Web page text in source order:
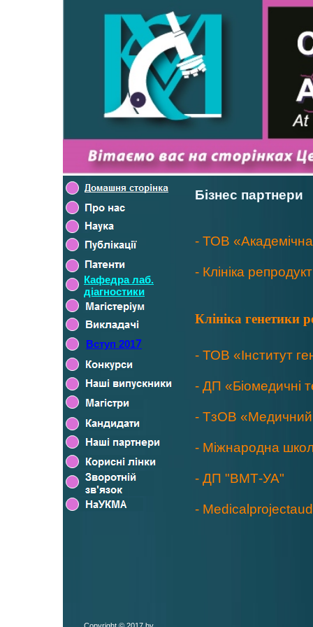
Бізнес партнери
- ТОВ «Академічна
- Клініка
Клініка генетики
- ТОВ «Інститут
- ДП «Біомедичні
- ТзОВ «Медичний
- Міжнародна
- ДП "ВМТ-УА"
-
Кафедра лаб.
діагностики
Вступ 2017